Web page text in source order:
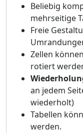
Beliebig
mehrseitige
Freie
Zellen
rotiert
an jedem
wiederholt)
Tabellen
werden.